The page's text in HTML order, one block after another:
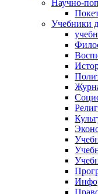
Научно-
Учебники